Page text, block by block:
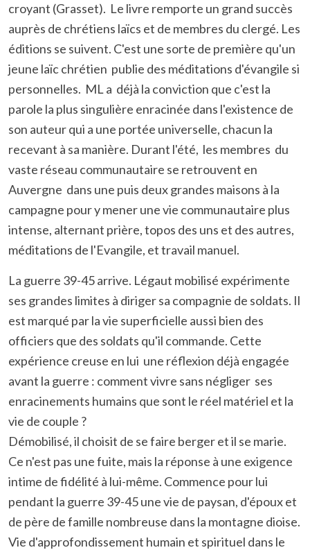
croyant (Grasset). Le livre remporte un grand succès
auprès de chrétiens laïcs et de membres du clergé. Les
éditions se suivent. C'est une sorte de première qu'un
jeune laïc chrétien publie des méditations d'évangile si
personnelles. ML a déjà la conviction que c'est la
parole la plus singulière enracinée dans l'existence de
son auteur qui a une portée universelle, chacun la
recevant à sa manière. Durant l'été, les membres du
vaste réseau communautaire se retrouvent en
Auvergne dans une puis deux grandes maisons à la
campagne pour y mener une vie communautaire plus
intense, alternant prière, topos des uns et des autres,
méditations de l'Evangile, et travail manuel.
La guerre 39-45 arrive. Légaut mobilisé expérimente
ses grandes limites à diriger sa compagnie de soldats. Il
est marqué par la vie superficielle aussi bien des
officiers que des soldats qu'il commande. Cette
expérience creuse en lui une réflexion déjà engagée
avant la guerre : comment vivre sans négliger ses
enracinements humains que sont le réel matériel et la
vie de couple ?
Démobilisé, il choisit de se faire berger et il se marie.
Ce n'est pas une fuite, mais la réponse à une exigence
intime de fidélité à lui-même. Commence pour lui
pendant la guerre 39-45 une vie de paysan, d'époux et
de père de famille nombreuse dans la montagne dioise.
Vie d'approfondissement humain et spirituel dans le